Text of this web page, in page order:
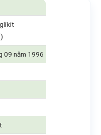
09 năm 1996